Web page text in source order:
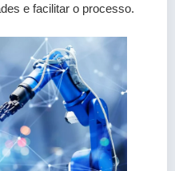
e facilitar o processo.